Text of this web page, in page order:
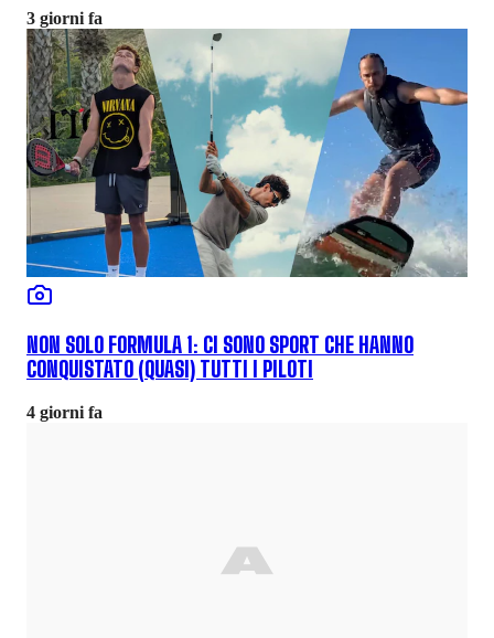
3 giorni fa
NON SOLO FORMULA 1: CI SONO SPORT CHE HANNO
CONQUISTATO (QUASI) TUTTI I PILOTI
4 giorni fa